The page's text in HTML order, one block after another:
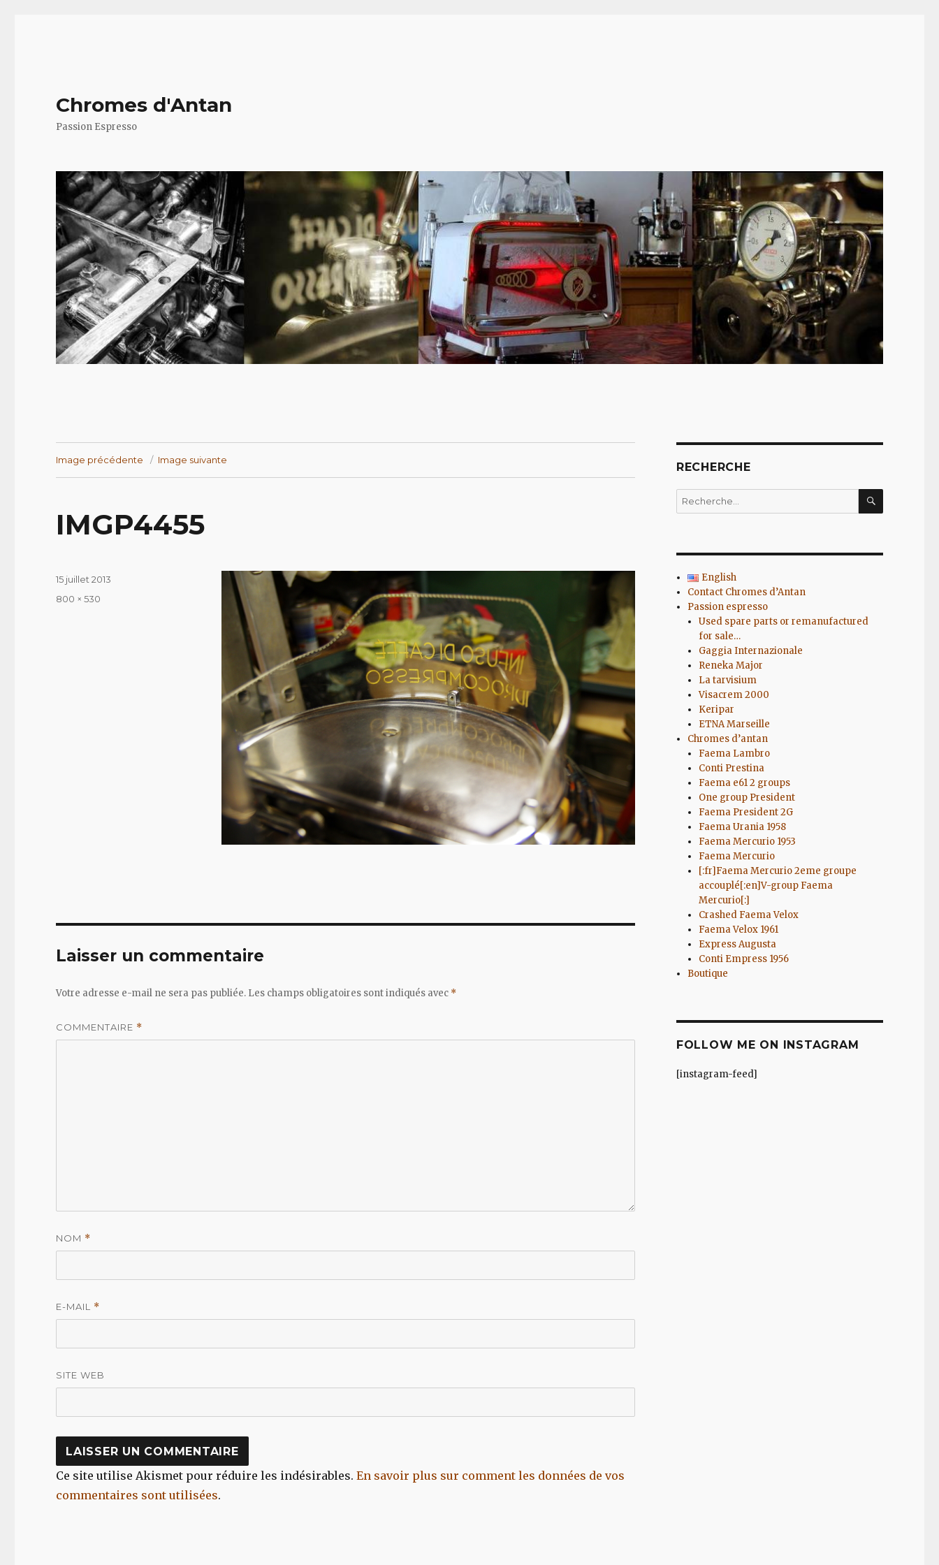
Chromes d'Antan
Passion Espresso
Image précédente Image suivante
IMGP4455
Publié
15 juillet 2013
Taille
800 × 530
Laisser un commentaire
Votre adresse e-mail ne sera pas publiée. Les champs obligatoires sont indiqués avec *
COMMENTAIRE *
NOM *
E-MAIL *
SITE WEB
Ce site utilise Akismet pour réduire les indésirables.En savoir plus sur comment les données de vos
commentaires sont utilisées.
RECHERCHE
Recherche
pour
English
Contact Chromes d’Antan
Passion espresso
Used spare parts or remanufactured
for sale…
Gaggia Internazionale
Reneka Major
La tarvisium
Visacrem 2000
Keripar
ETNA Marseille
Chromes d’antan
Faema Lambro
Conti Prestina
Faema e61 2 groups
One group President
Faema President 2G
Faema Urania 1958
Faema Mercurio 1953
Faema Mercurio
[:fr]Faema Mercurio 2eme groupe
accouplé[:en]V-group Faema
Mercurio[:]
Crashed Faema Velox
Faema Velox 1961
Express Augusta
Conti Empress 1956
Boutique
FOLLOW ME ON INSTAGRAM
[instagram-feed]